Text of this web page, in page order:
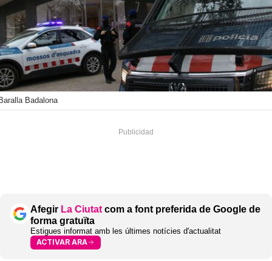
Badalona
Afegir La Ciutat com a font preferida de Google de
forma gratuïta
Estigues informat amb les últimes notícies d'actualitat
ACTIVAR ARA